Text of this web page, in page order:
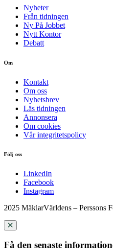
Nyheter
Från tidningen
Ny På Jobbet
Nytt Kontor
Debatt
Om
Kontakt
Om oss
Nyhetsbrev
Läs tidningen
Annonsera
Om cookies
Vår integritetspolicy
Följ oss
LinkedIn
Facebook
Instagram
2025 MäklarVärldens – Perssons
Få den senaste